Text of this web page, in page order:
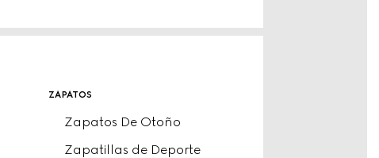
zapatos
Zapatos De Otoño
Zapatillas de Deporte